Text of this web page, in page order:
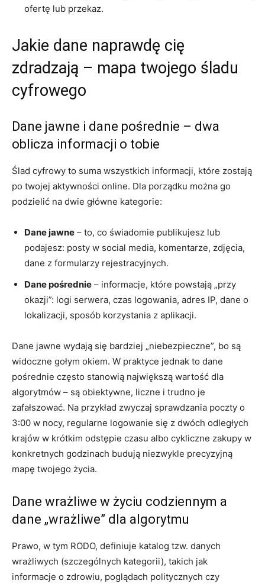
ofertę lub przekaz.
Jakie dane naprawdę cię
zdradzają – mapa twojego śladu
cyfrowego
Dane jawne i dane pośrednie – dwa
oblicza informacji o tobie
Ślad cyfrowy to suma wszystkich informacji, które zostają
po twojej aktywności online. Dla porządku można go
podzielić na dwie główne kategorie:
Dane jawne – to, co świadomie publikujesz lub
podajesz: posty w social media, komentarze, zdjęcia,
dane z formularzy rejestracyjnych.
Dane pośrednie – informacje, które powstają „przy
okazji”: logi serwera, czas logowania, adres IP, dane o
lokalizacji, sposób korzystania z aplikacji.
Dane jawne wydają się bardziej „niebezpieczne”, bo są
widoczne gołym okiem. W praktyce jednak to dane
pośrednie często stanowią największą wartość dla
algorytmów – są obiektywne, liczne i trudno je
zafałszować. Na przykład zwyczaj sprawdzania poczty o
3:00 w nocy, regularne logowanie się z dwóch odległych
krajów w krótkim odstępie czasu albo cykliczne zakupy w
konkretnych godzinach budują niezwykle precyzyjną
mapę twojego życia.
Dane wrażliwe w życiu codziennym a
dane „wrażliwe” dla algorytmu
Prawo, w tym RODO, definiuje katalog tzw. danych
wrażliwych (szczególnych kategorii), takich jak
informacje o zdrowiu, poglądach politycznych czy